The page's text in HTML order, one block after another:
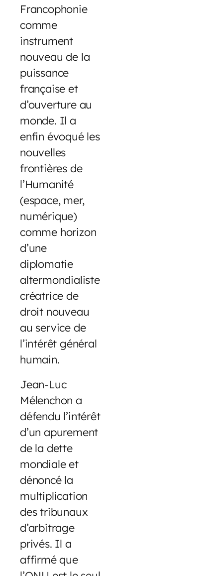
Francophonie
comme
instrument
nouveau de la
puissance
française et
d’ouverture au
monde. Il a
enfin évoqué les
nouvelles
frontières de
l’Humanité
(espace, mer,
numérique)
comme horizon
d’une
diplomatie
altermondialiste
créatrice de
droit nouveau
au service de
l’intérêt général
humain.
Jean-Luc
Mélenchon a
défendu l’intérêt
d’un apurement
de la dette
mondiale et
dénoncé la
multiplication
des tribunaux
d’arbitrage
privés. Il a
affirmé que